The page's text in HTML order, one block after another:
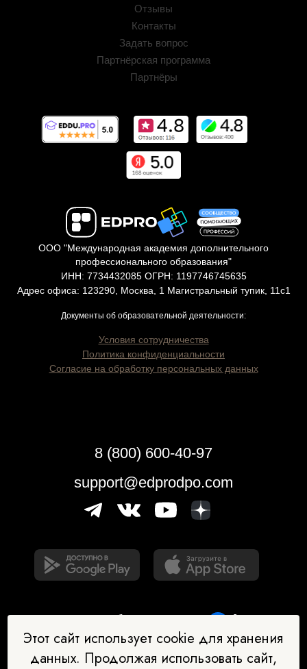
Отзывы
Контакты
Задать вопрос
Партнёрская программа
Партнёры
ООО "Международная академия дополнительного
профессионального образования"
ИНН: 7734432085 ОГРН: 1197746745635
Адрес офиса: 123290, Москва, 1 Магистральный тупик, 11с1
Документы об образовательной деятельности:
Условия сотрудничества
Политика конфиденциальности
Согласие на обработку персональных данных
8 (800) 600-40-97
support@edprodpo.com
Этот сайт использует cookie для хранения
данных. Продолжая использовать сайт,